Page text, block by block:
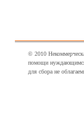
© 2010
помощи нуждающимся
для сбора не